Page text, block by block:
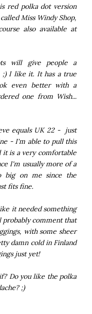
red polka dot version
Miss Windy Shop,
also available at
will give people a
;) I like it. It has a true
even better with a
one from Wish...
equals UK 22 - just
- I'm able to pull this
it is a very comfortable
I'm usually more of a
big on me since the
fits fine.
it needed something
comment that
with some sheer
damn cold in Finland
just yet!
Do you like the polka
;)